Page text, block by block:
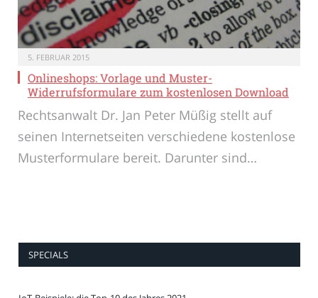
5. FEBRUAR 2015
Onlineshops: Vorlage und Muster-
Widerrufsformulare zum kostenlosen Download
Rechtsanwalt Dr. Jan Peter Müßig stellt auf
seinen Internetseiten verschiedene kostenlose
Musterformulare bereit. Darunter sind…
SPECIALS